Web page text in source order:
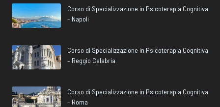
Corso di Specializzazione in Psicoterapia Cognitiva
– Napoli
Corso di Specializzazione in Psicoterapia Cognitiva
– Reggio Calabria
Corso di Specializzazione in Psicoterapia Cognitiva
– Roma